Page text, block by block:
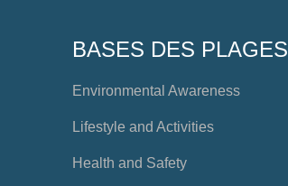
BASES DES PLAGES
Environmental Awareness
Lifestyle and Activities
Health and Safety